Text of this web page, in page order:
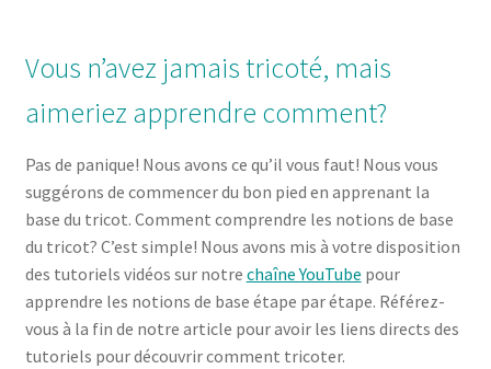
Vous n’avez jamais tricoté, mais
aimeriez apprendre comment?
Pas de panique! Nous avons ce qu’il vous faut! Nous vous
suggérons de commencer du bon pied en apprenant la
base du tricot. Comment comprendre les notions de base
du tricot? C’est simple! Nous avons mis à votre disposition
des tutoriels vidéos sur notre chaîne YouTube pour
apprendre les notions de base étape par étape. Référez-
vous à la fin de notre article pour avoir les liens directs des
tutoriels pour découvrir comment tricoter.